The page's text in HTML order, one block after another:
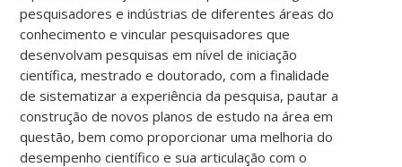
pesquisadores e indústrias de diferentes áreas do
conhecimento e vincular pesquisadores que
desenvolvam pesquisas em nível de iniciação
científica, mestrado e doutorado, com a finalidade
de sistematizar a experiência da pesquisa, pautar a
construção de novos planos de estudo na área em
questão, bem como proporcionar uma melhoria do
desempenho científico e sua articulação com o